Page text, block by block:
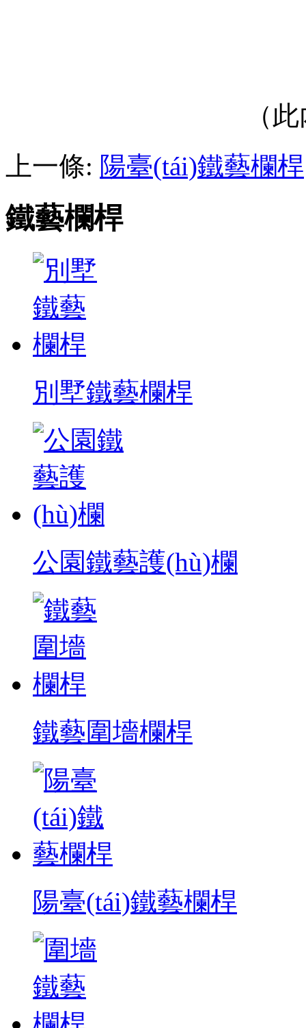
（
上一條: 陽臺(tái)鐵藝欄桿
鐵藝欄桿
別墅鐵藝欄桿
公園鐵藝護(hù)欄
鐵藝圍墻欄桿
陽臺(tái)鐵藝欄桿